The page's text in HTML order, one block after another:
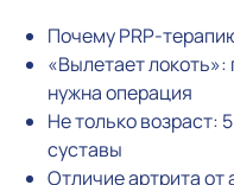
Почему PRP-
«Вылетает локоть»:
нужна операция
Не только возраст:
суставы
Отличие артрита от